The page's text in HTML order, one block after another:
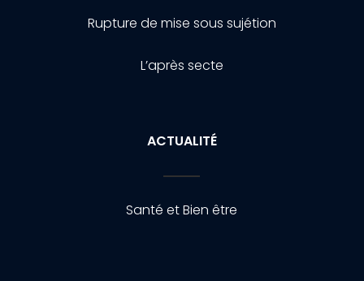
Rupture de mise sous sujétion
L’après secte
ACTUALITÉ
Santé et Bien être